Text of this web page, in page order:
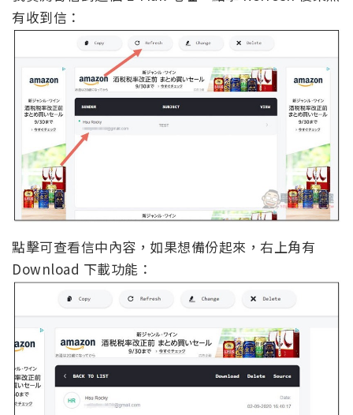
有收到信：
點擊可查看信中內容，如果想備份起來，右上角有
Download 下載功能：